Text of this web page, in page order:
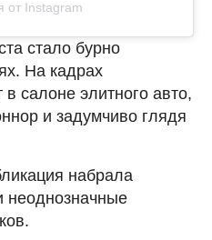
от Instagram
стало бурно
На кадрах
салоне элитного авто,
и задумчиво глядя
набрала
неоднозначные